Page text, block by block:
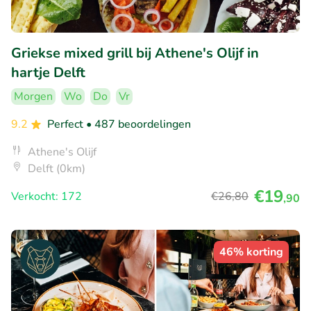
Griekse mixed grill bij Athene's Olijf in
hartje Delft
Morgen Wo Do
Vr
9.2
Perfect • 487 beoordelingen
Athene's Olijf
Delft (0km)
Verkocht: 172
€26,80 €19,90
46% korting